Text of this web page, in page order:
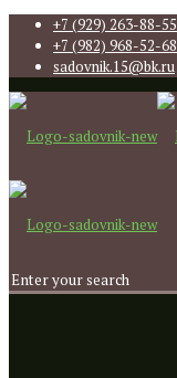
+7 (929) 263-88-55
+7 (982) 968-52-68
sadovnik.15@bk.ru